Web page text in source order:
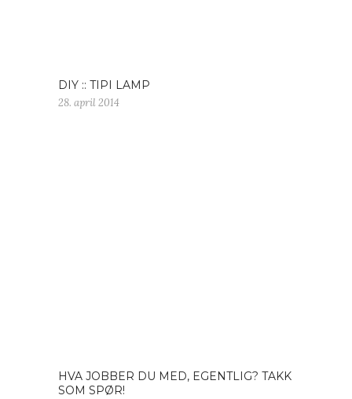
DIY :: TIPI LAMP
28. april 2014
HVA JOBBER DU MED, EGENTLIG? TAKK
SOM SPØR!